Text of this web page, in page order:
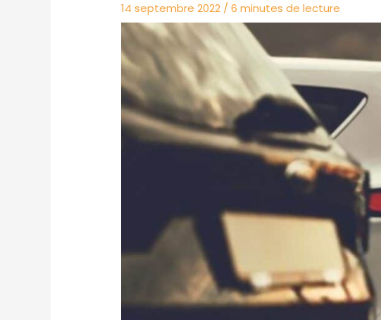
14 septembre 2022 /6 minutes de lecture